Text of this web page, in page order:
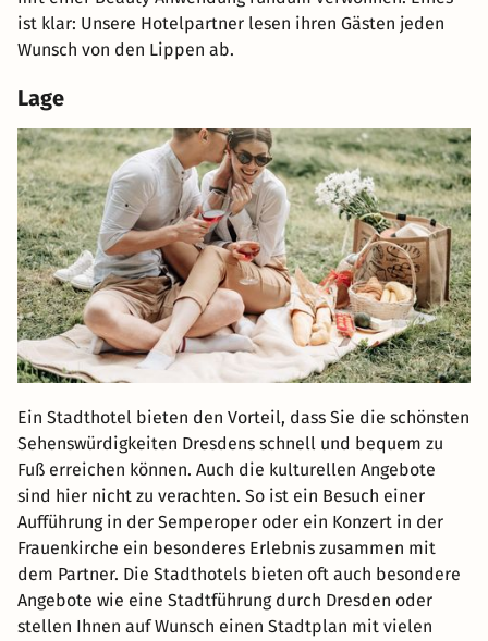
ist klar: Unsere Hotelpartner lesen ihren Gästen jeden
Wunsch von den Lippen ab.
Lage
Ein Stadthotel bieten den Vorteil, dass Sie die schönsten
Sehenswürdigkeiten Dresdens schnell und bequem zu
Fuß erreichen können. Auch die kulturellen Angebote
sind hier nicht zu verachten. So ist ein Besuch einer
Aufführung in der Semperoper oder ein Konzert in der
Frauenkirche ein besonderes Erlebnis zusammen mit
dem Partner. Die Stadthotels bieten oft auch besondere
Angebote wie eine Stadtführung durch Dresden oder
stellen Ihnen auf Wunsch einen Stadtplan mit vielen